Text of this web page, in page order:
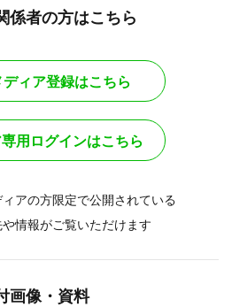
係者の方はこちら
ィア登録はこちら
用ログインはこちら
アの方限定で公開されている
情報がご覧いただけます
画像・資料